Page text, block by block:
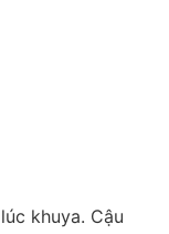
khuya. Cậu